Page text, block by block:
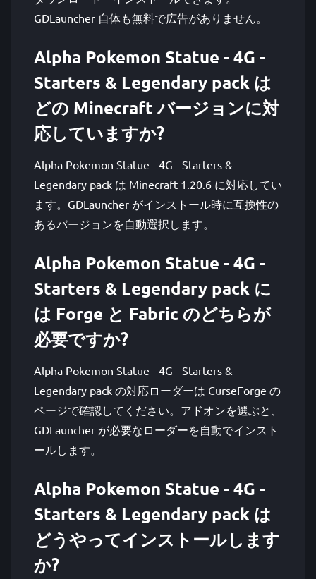
GDLauncher 自体も無料で広告がありません。
Alpha Pokemon Statue - 4G -
Starters & Legendary pack は
どの Minecraft バージョンに対
応していますか?
Alpha Pokemon Statue - 4G - Starters &
Legendary pack は Minecraft 1.20.6 に対応してい
ます。GDLauncher がインストール時に互換性の
あるバージョンを自動選択します。
Alpha Pokemon Statue - 4G -
Starters & Legendary pack に
は Forge と Fabric のどちらが
必要ですか?
Alpha Pokemon Statue - 4G - Starters &
Legendary pack の対応ローダーは CurseForge の
ページで確認してください。アドオンを選ぶと、
GDLauncher が必要なローダーを自動でインスト
ールします。
Alpha Pokemon Statue - 4G -
Starters & Legendary pack は
どうやってインストールします
か?